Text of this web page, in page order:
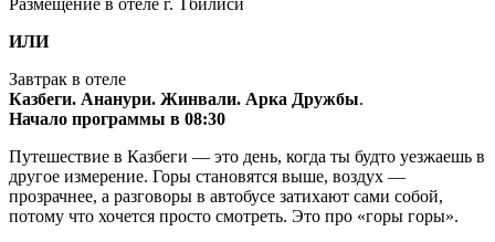
ИЛИ
Завтрак в отеле
Казбеги. Ананури. Жинвали. Арка Дружбы.
Начало программы в 08:30
Путешествие в Казбеги — это день, когда ты будто уезжаешь в
другое измерение. Горы становятся выше, воздух —
прозрачнее, а разговоры в автобусе затихают сами собой,
потому что хочется просто смотреть. Это про «горы горы».